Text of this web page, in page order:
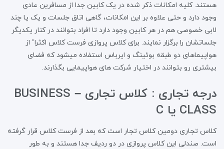
هستند. کلیه امکانات ذکر شده در یک کابین جدا از مسافرین عادی
وجود دارد و حتی علاوه بر این امکانات، گاهی اتاق جلسات و یک یا چند
لابی خصوصی هم در هر کابین وجود دارد تا افراد بتوانند در کنار یکدیگر
جلساتشان را برگزار نمایند. برای کلاس پروازی فرست کلاس اکثرا” از
هواپیماهای دو طبقه بوئینگ و ایرباس استفاده میشود که فضای
بیشتری رو بتوانند در اختیار شرکت های هواپیمایی بگذارند.
درجه تجاری : کلاس تجاری – BUSINESS
CLASS یا C
کلاس تجاری دومین کلاس تجار است که بعد از فرست کلاس قرار گرفته
است. صندلی این کلاس پروازی در دو ردیف جدا هستند و به طور